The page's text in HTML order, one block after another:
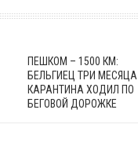
ПЕШКОМ – 1500 КМ:
БЕЛЬГИЕЦ ТРИ МЕСЯЦА
КАРАНТИНА ХОДИЛ ПО
БЕГОВОЙ ДОРОЖКЕ